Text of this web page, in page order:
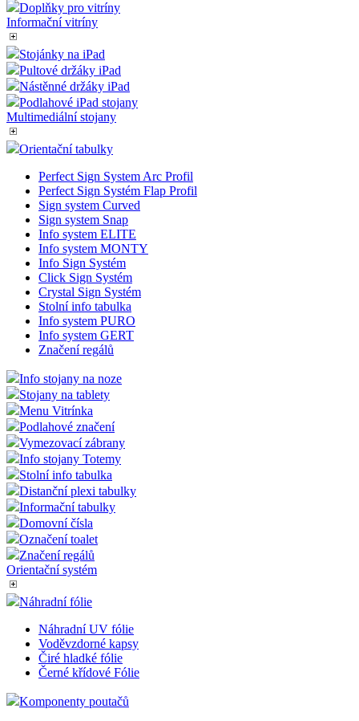
Doplňky pro vitríny
Informační vitríny
Stojánky na iPad
Pultové držáky iPad
Nástěnné držáky iPad
Podlahové iPad stojany
Multimediální stojany
Orientační tabulky
Perfect Sign System Arc Profil
Perfect Sign Systém Flap Profil
Sign system Curved
Sign system Snap
Info system ELITE
Info system MONTY
Info Sign Systém
Click Sign Systém
Crystal Sign Systém
Stolní info tabulka
Info system PURO
Info system GERT
Značení regálů
Info stojany na noze
Stojany na tablety
Menu Vitrínka
Podlahové značení
Vymezovací zábrany
Info stojany Totemy
Stolní info tabulka
Distanční plexi tabulky
Informační tabulky
Domovní čísla
Označení toalet
Značení regálů
Orientační systém
Náhradní fólie
Náhradní UV fólie
Voděvzdorné kapsy
Čiré hladké fólie
Černé křídové Fólie
Komponenty poutačů